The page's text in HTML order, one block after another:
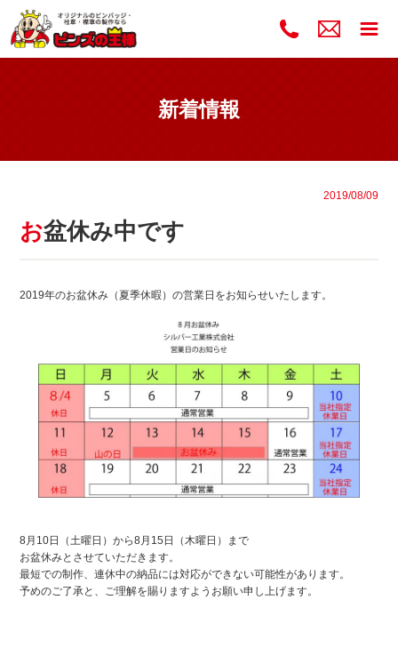
新着情報
2019/08/09
お盆休み中です
2019年のお盆休み（夏季休暇）の営業日をお知らせいたします。
8月10日（土曜日）から8月15日（木曜日）まで
お盆休みとさせていただきます。
最短での制作、連休中の納品には対応ができない可能性があります。
予めのご了承と、ご理解を賜りますようお願い申し上げます。